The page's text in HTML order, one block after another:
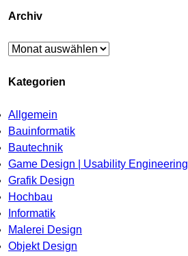
Archiv
Archiv
Kategorien
Allgemein
Bauinformatik
Bautechnik
Game Design | Usability Engineering
Grafik Design
Hochbau
Informatik
Malerei Design
Objekt Design